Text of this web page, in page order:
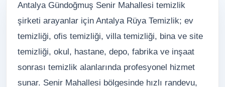
Antalya Gündoğmuş Senir Mahallesi temizlik
şirketi arayanlar için Antalya Rüya Temizlik; ev
temizliği, ofis temizliği, villa temizliği, bina ve site
temizliği, okul, hastane, depo, fabrika ve inşaat
sonrası temizlik alanlarında profesyonel hizmet
sunar. Senir Mahallesi bölgesinde hızlı randevu,